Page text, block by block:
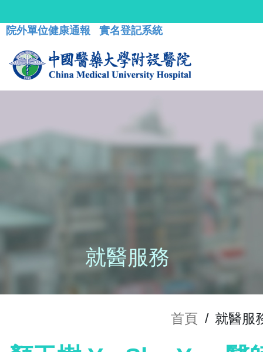
院外單位健康通報 實名登記系統
就醫服務
首頁 / 就醫服